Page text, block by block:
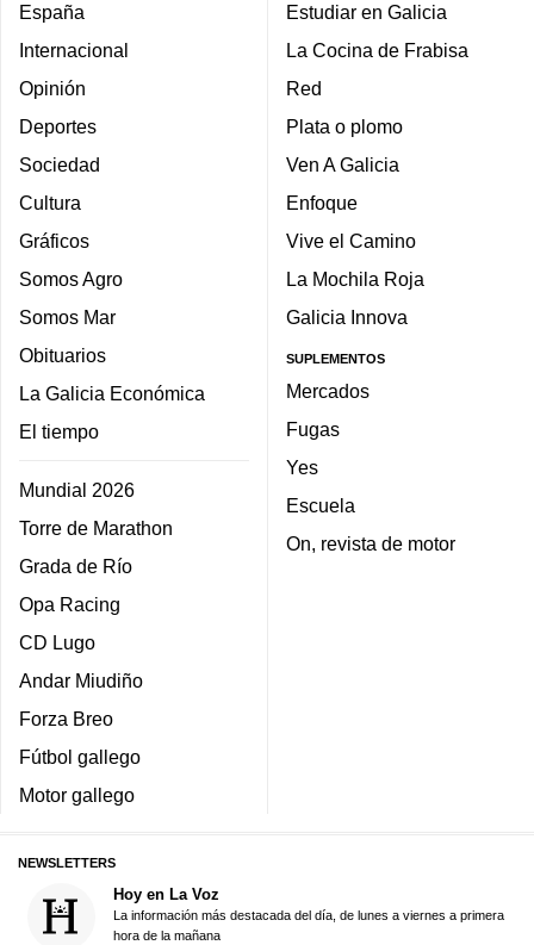
España
Internacional
Opinión
Deportes
Sociedad
Cultura
Gráficos
Somos Agro
Somos Mar
Obituarios
La Galicia Económica
El tiempo
Mundial 2026
Torre de Marathon
Grada de Río
Opa Racing
CD Lugo
Andar Miudiño
Forza Breo
Fútbol gallego
Motor gallego
Estudiar en Galicia
La Cocina de Frabisa
Red
Plata o plomo
Ven A Galicia
Enfoque
Vive el Camino
La Mochila Roja
Galicia Innova
SUPLEMENTOS
Mercados
Fugas
Yes
Escuela
On, revista de motor
NEWSLETTERS
Hoy en La Voz
La información más destacada del día, de lunes a viernes a primera
hora de la mañana